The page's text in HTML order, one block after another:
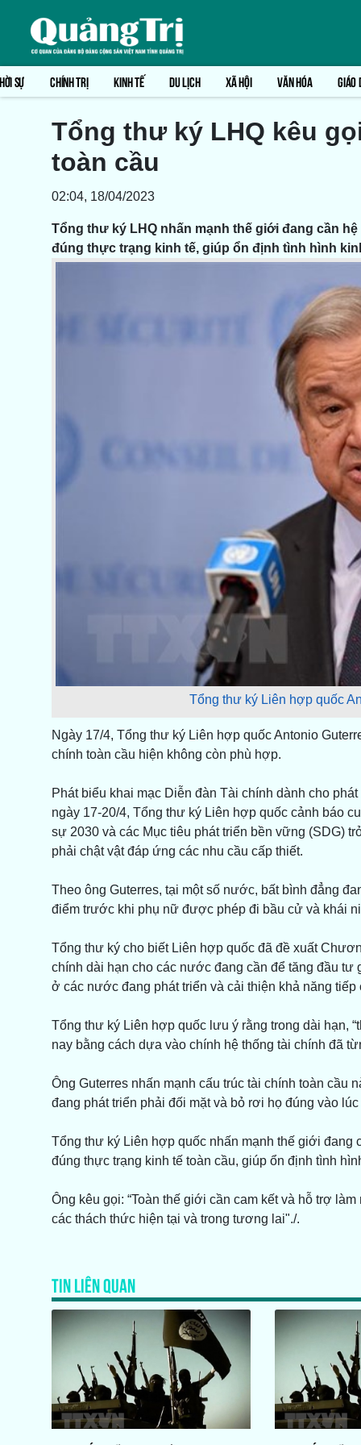
SỰ CHÍNH TRỊ KINH TẾ DU LỊCH XÃ HỘI VĂN HÓA GIÁO
Tổng thư ký LHQ kêu
toàn cầu
02:04, 18/04/2023
Tổng thư ký LHQ nhấn mạnh thế giới đang cần
đúng thực trạng kinh tế, giúp ổn định tình hình
Tổng thư ký Liên hợp quốc
Ngày 17/4, Tổng thư ký Liên hợp quốc Antonio
chính toàn cầu hiện không còn phù hợp.
Phát biểu khai mạc Diễn đàn Tài chính dành cho
ngày 17-20/4, Tổng thư ký Liên hợp quốc cảnh báo
sự 2030 và các Mục tiêu phát triển bền vững (SDG)
phải chật vật đáp ứng các nhu cầu cấp thiết.
Theo ông Guterres, tại một số nước, bất bình đẳng
điểm trước khi phụ nữ được phép đi bầu cử và khái
Tổng thư ký cho biết Liên hợp quốc đã đề xuất
chính dài hạn cho các nước đang cần để tăng đầu
ở các nước đang phát triển và cải thiện khả năng tiếp
Tổng thư ký Liên hợp quốc lưu ý rằng trong dài hạn,
nay bằng cách dựa vào chính hệ thống tài chính đã
Ông Guterres nhấn mạnh cấu trúc tài chính toàn
đang phát triển phải đối mặt và bỏ rơi họ đúng vào
Tổng thư ký Liên hợp quốc nhấn mạnh thế giới đang
đúng thực trạng kinh tế toàn cầu, giúp ổn định tình
Ông kêu gọi: “Toàn thế giới cần cam kết và hỗ trợ
các thách thức hiện tại và trong tương lai"./.
TIN LIÊN QUAN